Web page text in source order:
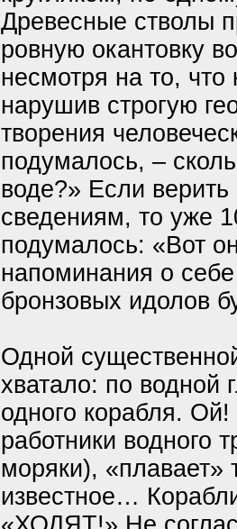
Древесные стволы
ровную окантовку
несмотря на то,
нарушив строгую
творения
подумалось, –
воде?» Если
сведениям, то уже
подумалось: «Вот
напоминания о
бронзовых идолов
Одной
хватало: по водной
одного корабля.
работники водного
моряки), «плавает»
известное…